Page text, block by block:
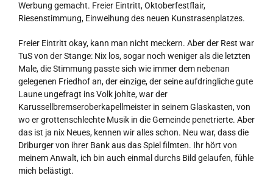
Werbung gemacht. Freier Eintritt, Oktoberfestflair,
Riesenstimmung, Einweihung des neuen Kunstrasenplatzes.
Freier Eintritt okay, kann man nicht meckern. Aber der Rest war
TuS von der Stange: Nix los, sogar noch weniger als die letzten
Male, die Stimmung passte sich wie immer dem nebenan
gelegenen Friedhof an, der einzige, der seine aufdringliche gute
Laune ungefragt ins Volk johlte, war der
Karussellbremseroberkapellmeister in seinem Glaskasten, von
wo er grottenschlechte Musik in die Gemeinde penetrierte. Aber
das ist ja nix Neues, kennen wir alles schon. Neu war, dass die
Driburger von ihrer Bank aus das Spiel filmten. Ihr hört von
meinem Anwalt, ich bin auch einmal durchs Bild gelaufen, fühle
mich belästigt.